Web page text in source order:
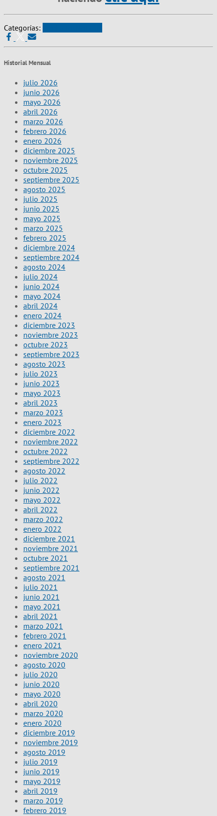
Categorías:
Historial Mensual
julio 2026
junio 2026
mayo 2026
abril 2026
marzo 2026
febrero 2026
enero 2026
diciembre 2025
noviembre 2025
octubre 2025
septiembre 2025
agosto 2025
julio 2025
junio 2025
mayo 2025
marzo 2025
febrero 2025
diciembre 2024
septiembre 2024
agosto 2024
julio 2024
junio 2024
mayo 2024
abril 2024
enero 2024
diciembre 2023
noviembre 2023
octubre 2023
septiembre 2023
agosto 2023
julio 2023
junio 2023
mayo 2023
abril 2023
marzo 2023
enero 2023
diciembre 2022
noviembre 2022
octubre 2022
septiembre 2022
agosto 2022
julio 2022
junio 2022
mayo 2022
abril 2022
marzo 2022
enero 2022
diciembre 2021
noviembre 2021
octubre 2021
septiembre 2021
agosto 2021
julio 2021
junio 2021
mayo 2021
abril 2021
marzo 2021
febrero 2021
enero 2021
noviembre 2020
agosto 2020
julio 2020
junio 2020
mayo 2020
abril 2020
marzo 2020
enero 2020
diciembre 2019
noviembre 2019
agosto 2019
julio 2019
junio 2019
mayo 2019
abril 2019
marzo 2019
febrero 2019